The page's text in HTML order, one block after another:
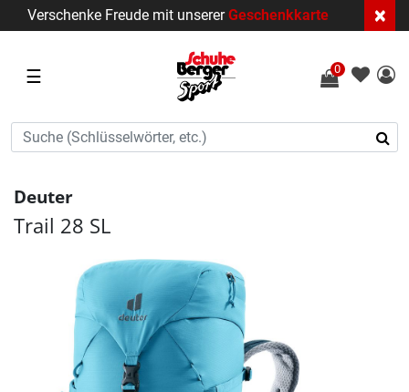
Verschenke Freude mit unsererGeschenkkarte ×
☰ 0
Deuter
Trail 28 SL